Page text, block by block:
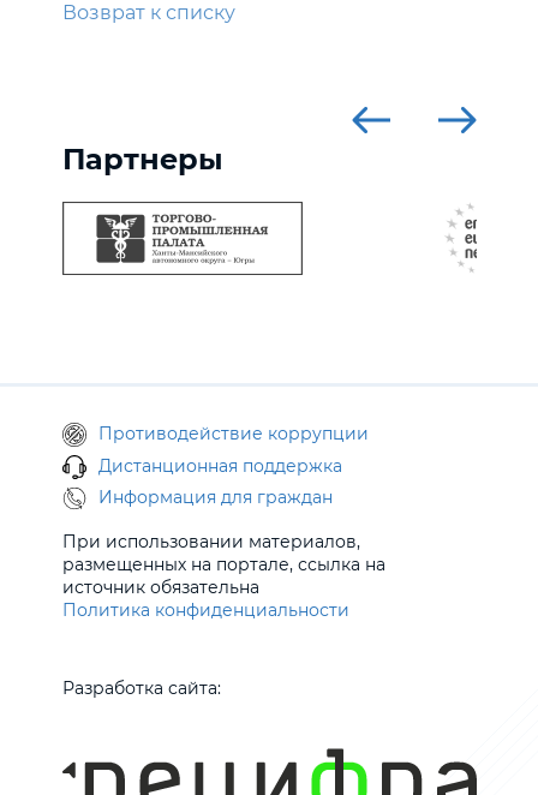
Возврат к списку
Партнеры
Противодействие коррупции
Дистанционная поддержка
Информация для граждан
При использовании материалов,
размещенных на портале, ссылка на
источник обязательна
Политика конфиденциальности
Разработка сайта: